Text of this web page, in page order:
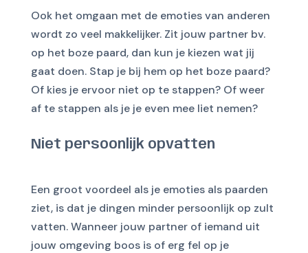
Ook het omgaan met de emoties van anderen
wordt zo veel makkelijker. Zit jouw partner bv.
op het boze paard, dan kun je kiezen wat jij
gaat doen. Stap je bij hem op het boze paard?
Of kies je ervoor niet op te stappen? Of weer
af te stappen als je je even mee liet nemen?
Niet persoonlijk opvatten
Een groot voordeel als je emoties als paarden
ziet, is dat je dingen minder persoonlijk op zult
vatten. Wanneer jouw partner of iemand uit
jouw omgeving boos is of erg fel op je